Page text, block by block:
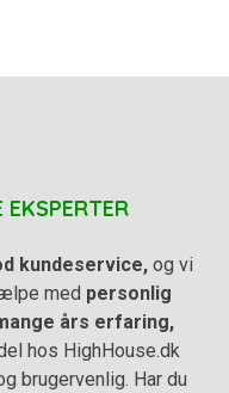
EKSPERTER
kundeservice, og vi
med personlig
års erfaring,
hos HighHouse.dk
brugervenlig. Har du